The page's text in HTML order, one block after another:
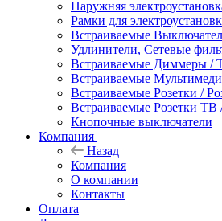
Наружняя
Рамки для
Встраиваемые
Удлинители, Сетевые
Встраиваемые Диммеры /
Встраиваемые
Встраиваемые Розетки /
Встраиваемые Розетки ТВ
Кнопочные выключатели
Компания
Назад
Компания
О компании
Контакты
Оплата